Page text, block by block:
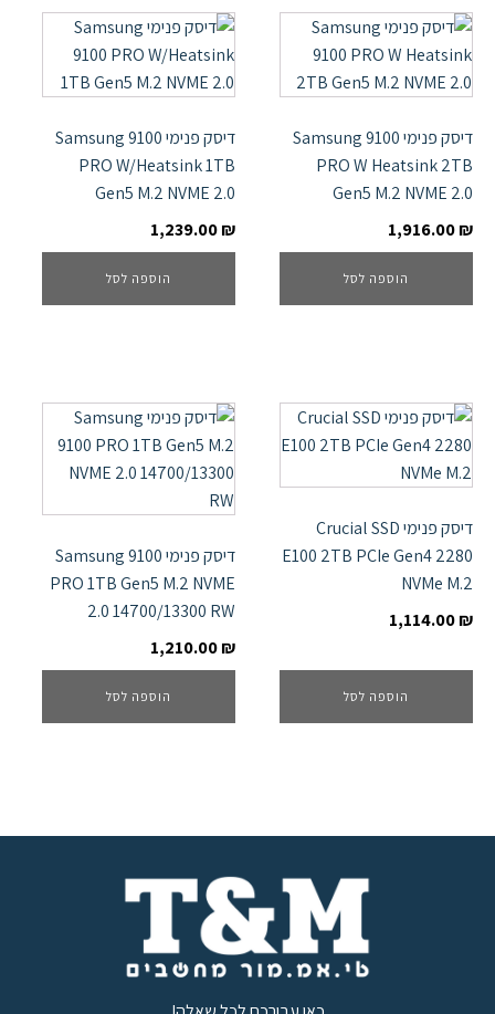
דיסק פנימי Samsung 9100
PRO W Heatsink 2TB
Gen5 M.2 NVME 2.0
1,916.00₪
הוספה לסל
דיסק פנימי Samsung 9100
PRO W/Heatsink 1TB
Gen5 M.2 NVME 2.0
1,239.00₪
הוספה לסל
דיסק פנימי Crucial SSD
E100 2TB PCIe Gen4 2280
NVMe M.2
1,114.00₪
הוספה לסל
דיסק פנימי Samsung 9100
PRO 1TB Gen5 M.2 NVME
2.0 14700/13300 RW
1,210.00₪
הוספה לסל